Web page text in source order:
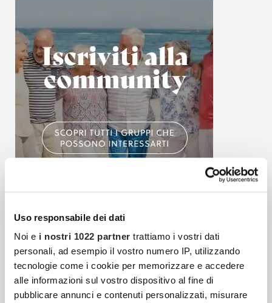
Uso responsabile dei dati
Noi e i nostri 1022 partner trattiamo i vostri dati
personali, ad esempio il vostro numero IP, utilizzando
tecnologie come i cookie per memorizzare e accedere
alle informazioni sul vostro dispositivo al fine di
pubblicare annunci e contenuti personalizzati, misurare
Articoli più recenti
Fibrosi E Tessuto Connettivo: Quando Il Corpo
Reagisce Contro Se Stesso